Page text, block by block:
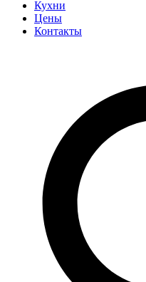
Кухни
Цены
Контакты